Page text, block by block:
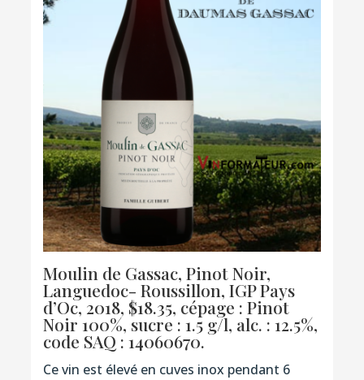
Moulin de Gassac, Pinot Noir,
Languedoc- Roussillon, IGP Pays
d’Oc, 2018, $18.35, cépage : Pinot
Noir 100%, sucre : 1.5 g/l, alc. : 12.5%,
code SAQ : 14060670.
Ce vin est élevé en cuves inox pendant 6